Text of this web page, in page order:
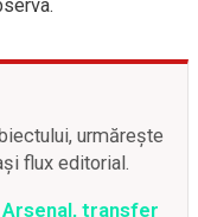
urmărește
flux editorial.
transfer